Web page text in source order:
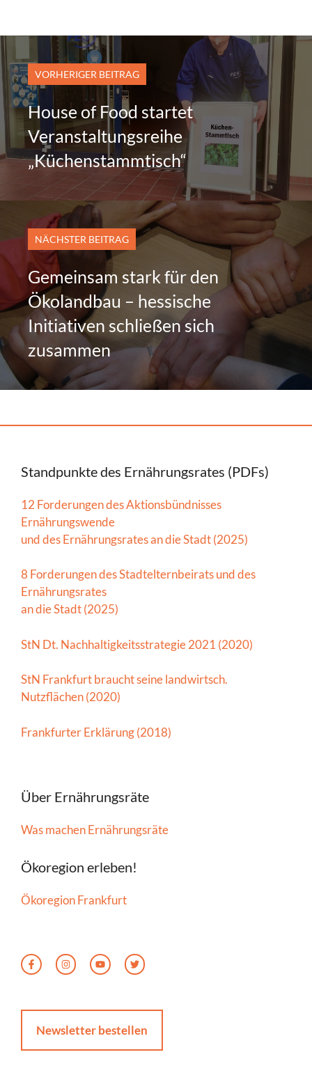
VORHERIGER BEITRAG
House of Food startet
Veranstaltungsreihe
„Küchenstammtisch“
NÄCHSTER BEITRAG
Gemeinsam stark für den
Ökolandbau – hessische
Initiativen schließen sich
zusammen
Standpunkte des Ernährungsrates (PDFs)
12 Forderungen des Aktionsbündnisses
Ernährungswende
und des Ernährungsrates an die Stadt (2025)
8 Forderungen des Stadtelternbeirats und des
Ernährungsrates
an die Stadt (2025)
StN Dt. Nachhaltigkeitsstrategie 2021 (2020)
StN Frankfurt braucht seine landwirtsch.
Nutzflächen (2020)
Frankfurter Erklärung (2018)
Über Ernährungsräte
Was machen Ernährungsräte
Ökoregion erleben!
Ökoregion Frankfurt
Newsletter bestellen